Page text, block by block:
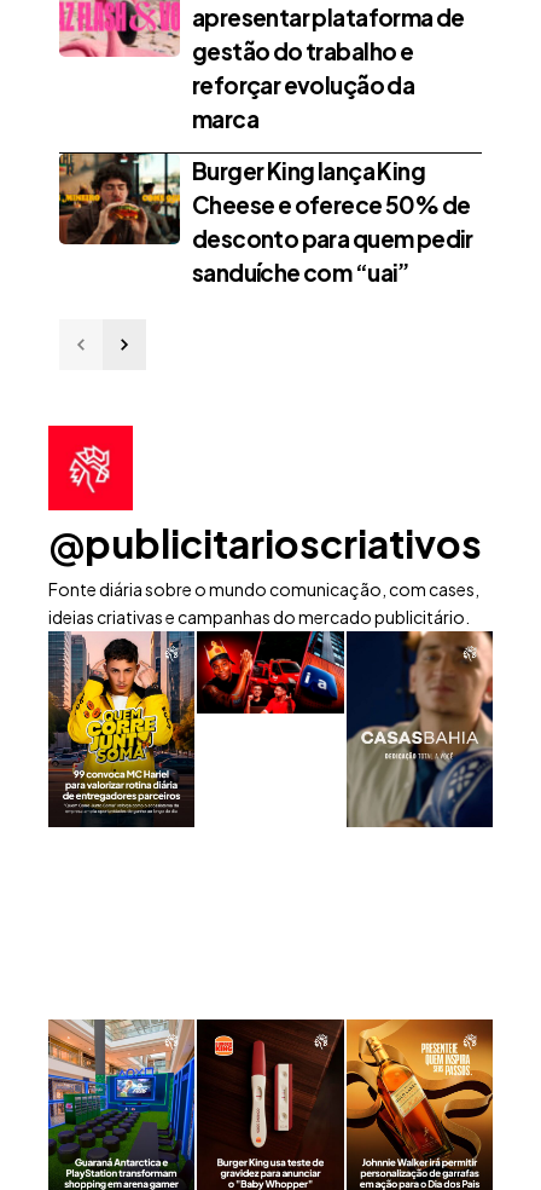
apresentar plataforma de
gestão do trabalho e
reforçar evolução da
marca
Burger King lança King
Cheese e oferece 50% de
desconto para quem pedir
sanduíche com “uai”
@publicitarioscriativos
Fonte diária sobre o mundo comunicação, com cases,
ideias criativas e campanhas do mercado publicitário.